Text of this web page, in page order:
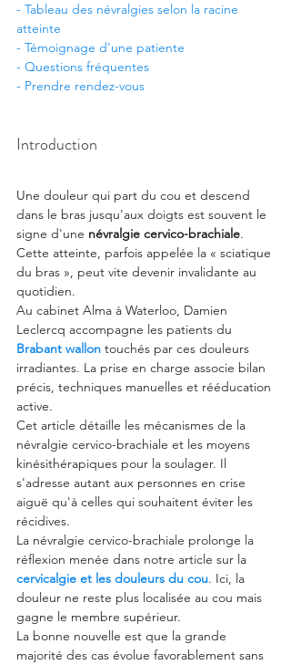
- Tableau des névralgies selon la racine
atteinte
- Témoignage d'une patiente
- Questions fréquentes
- Prendre rendez-vous
Introduction
Une douleur qui part du cou et descend
dans le bras jusqu'aux doigts est souvent le
signe d'une névralgie cervico-brachiale.
Cette atteinte, parfois appelée la « sciatique
du bras », peut vite devenir invalidante au
quotidien.
Au cabinet Alma à Waterloo, Damien
Leclercq accompagne les patients du
Brabant wallon touchés par ces douleurs
irradiantes. La prise en charge associe bilan
précis, techniques manuelles et rééducation
active.
Cet article détaille les mécanismes de la
névralgie cervico-brachiale et les moyens
kinésithérapiques pour la soulager. Il
s'adresse autant aux personnes en crise
aiguë qu'à celles qui souhaitent éviter les
récidives.
La névralgie cervico-brachiale prolonge la
réflexion menée dans notre article sur la
cervicalgie et les douleurs du cou. Ici, la
douleur ne reste plus localisée au cou mais
gagne le membre supérieur.
La bonne nouvelle est que la grande
majorité des cas évolue favorablement sans